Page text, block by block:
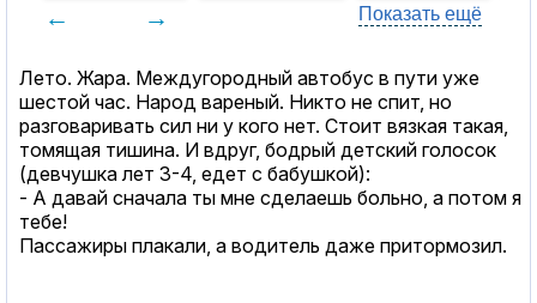
← → Показать ещё
Лето. Жара. Междугородный автобус в пути уже
шестой час. Народ вареный. Никто не спит, но
разговаривать сил ни у кого нет. Стоит вязкая такая,
томящая тишина. И вдруг, бодрый детский голосок
(девчушка лет 3-4, едет с бабушкой):
- А давай сначала ты мне сделаешь больно, а потом я
тебе!
Пассажиры плакали, а водитель даже притормозил.